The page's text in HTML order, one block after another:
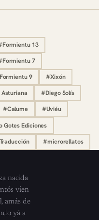
13
7
9 #Xixón
#Diego Solís
#Calume #Uviéu
Gotes Ediciones
#microrellatos
nacida
vien
amás de
yá a